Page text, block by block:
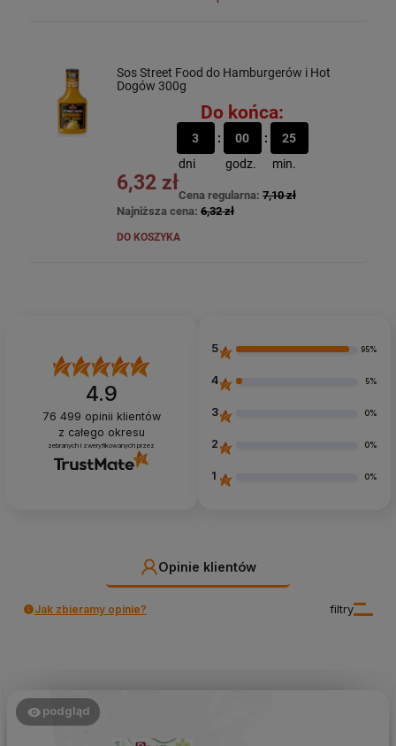
Sos Street Food do Hamburgerów i Hot
Dogów 300g
Do końca:
3
dni
00
godz.
25
min.
6,32 zł
Cena regularna: 7,10 zł
Najniższa cena: 6,32 zł
DO KOSZYKA
4.9
76 499 opinii klientów
z całego okresu
zebranych i zweryfikowanych przez
5 95%
4 5%
3 0%
2 0%
1 0%
Opinie klientów
filtry
Jak zbieramy opinie?
podgląd